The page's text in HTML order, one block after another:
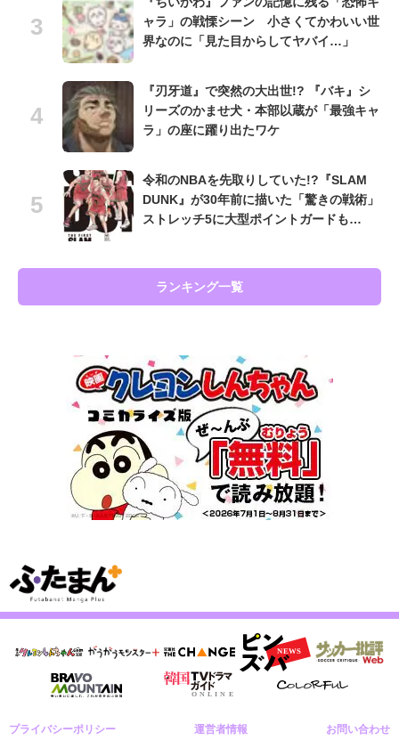
ャラ」の戦慄シーン 小さくてかわいい世
界なのに「見た目からしてヤバイ…」
『刃牙道』で突然の大出世!? 『バキ』シ
リーズのかませ犬・本部以蔵が「最強キャ
ラ」の座に躍り出たワケ
令和のNBAを先取りしていた!?『SLAM
DUNK』が30年前に描いた「驚きの戦術」
ストレッチ5に大型ポイントガードも…
ランキング一覧
プライバシーポリシー 運営者情報 お問い合わせ